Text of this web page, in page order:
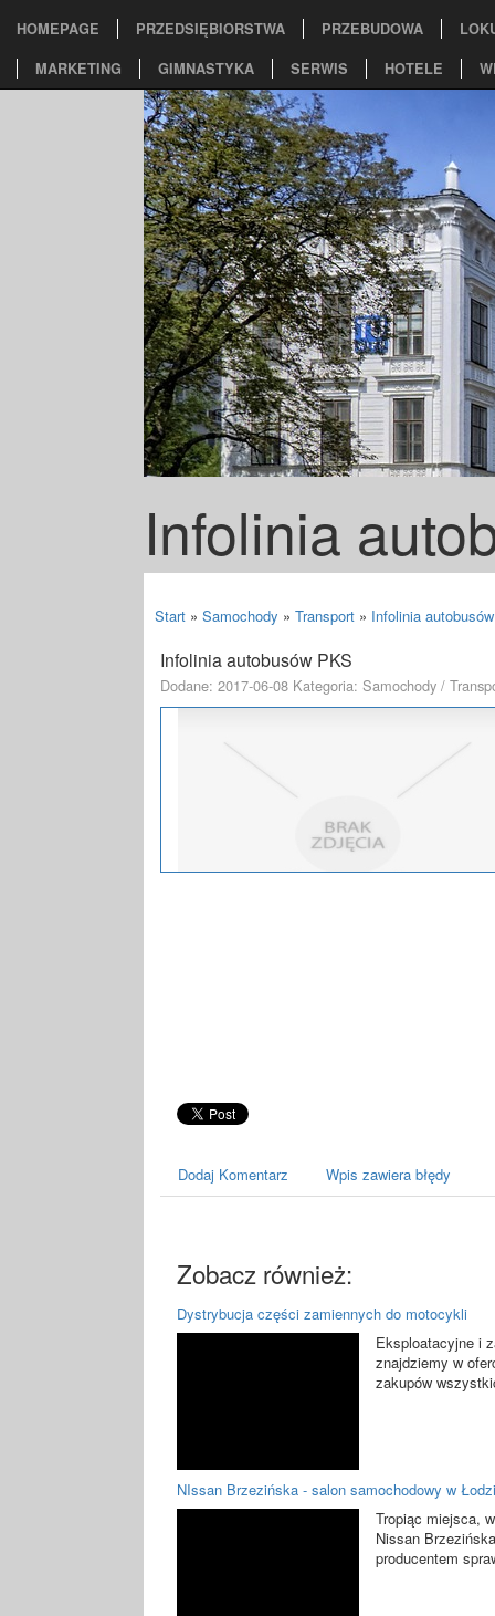
HOMEPAGE PRZEDSIĘBIORSTWA PRZEBUDOWA
MARKETING
GIMNASTYKA SERWIS HOTELE
Infolinia
Start » Samochody » Transport » Infolinia
Infolinia autobusów PKS
Dodane: 2017-06-08 Kategoria: Samochody /
Dodaj Komentarz Wpis zawiera błędy
Zobacz również:
Dystrybucja części zamiennych do motocykli
Eksploatacyjne i
znajdziemy w
zakupów
NIssan Brzezińska - salon samochodowy w Łodzi
Tropiąc miejsca,
Nissan
producentem